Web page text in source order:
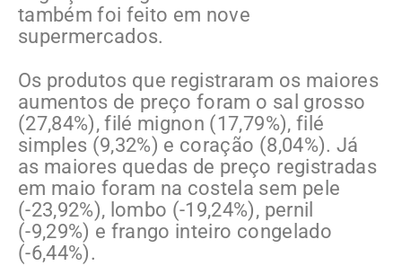
também foi feito em nove
supermercados.
Os produtos que registraram os maiores
aumentos de preço foram o sal grosso
(27,84%), filé mignon (17,79%), filé
simples (9,32%) e coração (8,04%). Já
as maiores quedas de preço registradas
em maio foram na costela sem pele
(-23,92%), lombo (-19,24%), pernil
(-9,29%) e frango inteiro congelado
(-6,44%).